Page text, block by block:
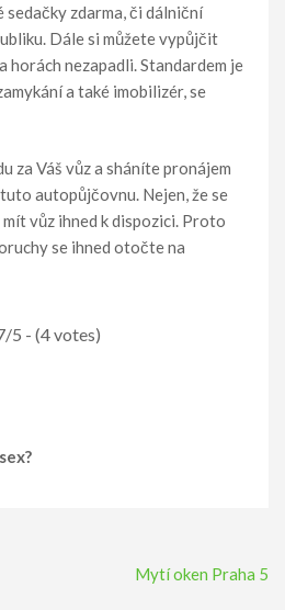
zdarma, či dálniční
Dále si můžete vypůjčit
horách nezapadli. Standardem je
a také imobilizér, se
za Váš vůz a sháníte pronájem
autopůjčovnu. Nejen, že se
vůz ihned k dispozici. Proto
se ihned otočte na
5 - (4 votes)
Mytí oken Praha 5